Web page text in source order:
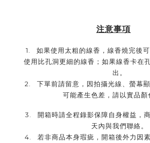
注意事項
1.
如果使用太粗的線香，線香燒完後
使用比孔洞更細的線香；如果線香卡在
出。
2.
下單前請留意，因拍攝光線、螢幕
可能產生色差，請以實品顏
3.
開箱時請全程錄影保障自身權益，
天內與我們聯絡。
4.
若非商品本身瑕疵，開箱後外力因